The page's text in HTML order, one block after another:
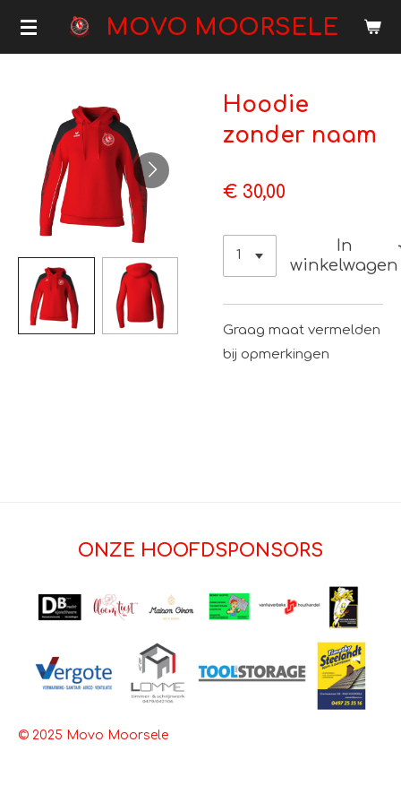
Ga
hoofdinhoud
MOVO MOORSELE
Hoodie
zonder naam
€ 30,00
In
winkelwagen
Graag maat vermelden
bij opmerkingen
ONZE HOOFDSPONSORS
© 2025 Movo Moorsele